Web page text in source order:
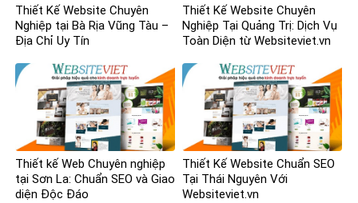
Thiết Kế Website Chuyên
Nghiệp tại Bà Rịa Vũng Tàu –
Địa Chỉ Uy Tín
Thiết Kế Website Chuyên
Nghiệp Tại Quảng Trị: Dịch Vụ
Toàn Diện từ Websiteviet.vn
Thiết kế Web Chuyên nghiệp
tại Sơn La: Chuẩn SEO và Giao
diện Độc Đáo
Thiết Kế Website Chuẩn SEO
Tại Thái Nguyên Với
Websiteviet.vn